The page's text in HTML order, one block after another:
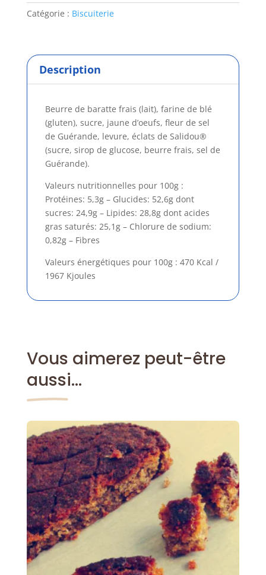
éclats
de
Catégorie : Biscuiterie
Description
Beurre de baratte frais (lait), farine de blé
(gluten), sucre, jaune d’oeufs, fleur de sel
de Guérande, levure, éclats de Salidou®
(sucre, sirop de glucose, beurre frais, sel de
Guérande).
Valeurs nutritionnelles pour 100g :
Protéines: 5,3g – Glucides: 52,6g dont
sucres: 24,9g – Lipides: 28,8g dont acides
gras saturés: 25,1g – Chlorure de sodium:
0,82g – Fibres
Valeurs énergétiques pour 100g : 470 Kcal /
1967 Kjoules
Vous aimerez peut-être
aussi…